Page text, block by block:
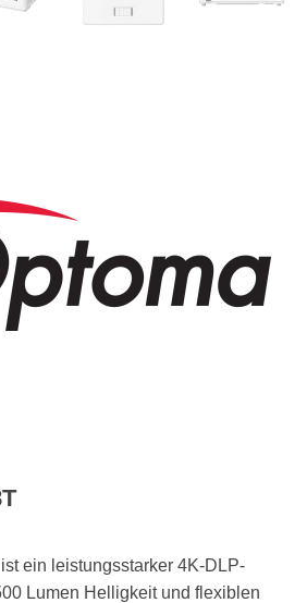
ein leistungsstarker 4K-DLP-
Lumen Helligkeit und flexiblen